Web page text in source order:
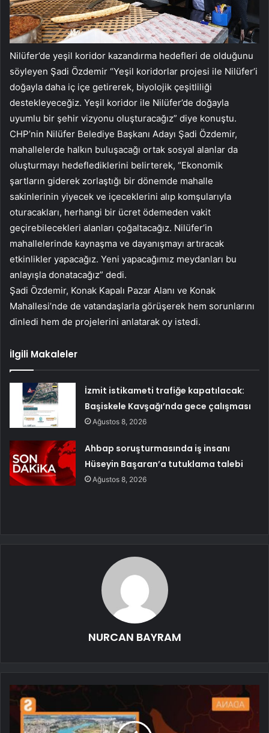
Nilüfer’de yeşil koridor kazandırma hedefleri de olduğunu
söyleyen Şadi Özdemir “Yeşil koridorlar projesi ile Nilüfer’i
doğayla daha iç içe getirerek, biyolojik çeşitliliği
destekleyeceğiz. Yeşil koridor ile Nilüfer’de doğayla
uyumlu bir şehir vizyonu oluşturacağız” diye konuştu.
CHP’nin Nilüfer Belediye Başkanı Adayı Şadi Özdemir,
mahallelerde halkın buluşacağı ortak sosyal alanlar da
oluşturmayı hedeflediklerini belirterek, “Ekonomik
şartların giderek zorlaştığı bir dönemde mahalle
sakinlerinin yiyecek ve içeceklerini alıp komşularıyla
oturacakları, herhangi bir ücret ödemeden vakit
geçirebilecekleri alanları çoğaltacağız. Nilüfer’in
mahallelerinde kaynaşma ve dayanışmayı artıracak
etkinlikler yapacağız. Yeni yapacağımız meydanları bu
anlayışla donatacağız” dedi.
Şadi Özdemir, Konak Kapalı Pazar Alanı ve Konak
Mahallesi’nde de vatandaşlarla görüşerek hem sorunlarını
dinledi hem de projelerini anlatarak oy istedi.
İlgili Makaleler
İzmit istikameti trafiğe kapatılacak:
Başiskele Kavşağı’nda gece çalışması
Ağustos 8, 2026
Ahbap soruşturmasında iş insanı
Hüseyin Başaran’a tutuklama talebi
Ağustos 8, 2026
NURCAN BAYRAM